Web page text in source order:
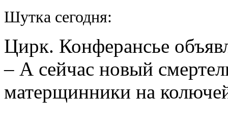
Шутка сегодня:
Цирк. Конферансье
– А сейчас новый
матерщинники на